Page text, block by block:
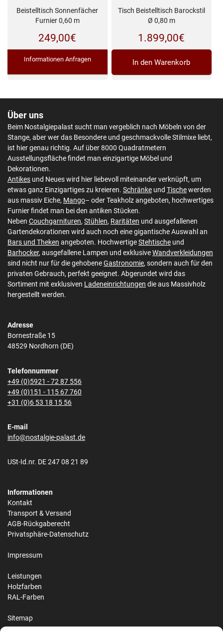
Beistelltisch Sonnenfächer
Furnier 0,60 m
249,00€
Informationen Anfragen
Tisch Beistelltisch Barockstil
Ø 0,80 m
1.899,00€
In den Warenkorb
Über uns
Beim Nostalgiepalast sucht man vergeblich nach Möbeln von der
Stange, aber wer das Besondere und geschmackvolle Stilmixe liebt,
ist hier genau richtig. Auf über 8000 Quadratmetern
Ausstellungsfläche findet man einzigartige Möbel und
Dekorationen.
Antikes und Neues wird hier liebevoll miteinander verknüpft, um
etwas ganz Einzigartiges zu kreieren. Schränke und Tischewerden
aus massiv Eiche, Mango– oder Teakholz angeboten, hochwertiges
Furnier findet man bei den antiken Stücken.
Neben Couchgarnituren, Stühlen, Raritäten und ausgefallenen
Gartendekorationen wird auch noch eine gigantische Auswahl an
Bars und Theken angeboten. HochwertigeStehtische und
Barhocker, ausgefallene Lampen und exklusiveWandverkleidungen
sind nicht nur für die gehobeneGastronomie, sondern auch für den
privaten Gebrauch, perfekt geeignet. Abgerundet wird das
Sortiment mit exklusiven Ladeneinrichtungen die aus Massivholz
hergestellt werden.
Adresse
Bornestraße 15
48529 Nordhorn (DE)
Telefonnummer
+49 (0)5921 - 72 87 556
+49 (0)151 - 115 67 760
+31 (0)6 53 18 15 56
E-mail
info@nostalgie-palast.de
USt-Id.nr. DE 247 08 21 89
Informationen
Kontakt
Transport & Versand
AGB-Rückgaberecht
Privatsphäre-Datenschutz
Impressum
Leistungen
Holzfarben
RAL-Farben
Sitemap